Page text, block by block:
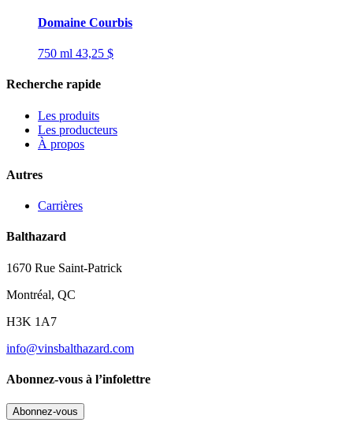
Domaine Courbis
750 ml 43,25 $
Recherche rapide
Les produits
Les producteurs
À propos
Autres
Carrières
Balthazard
1670 Rue Saint-Patrick
Montréal, QC
H3K 1A7
info@vinsbalthazard.com
Abonnez-vous à l’infolettre
Abonnez-vous